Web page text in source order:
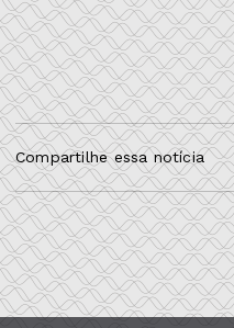
Compartilhe essa notícia